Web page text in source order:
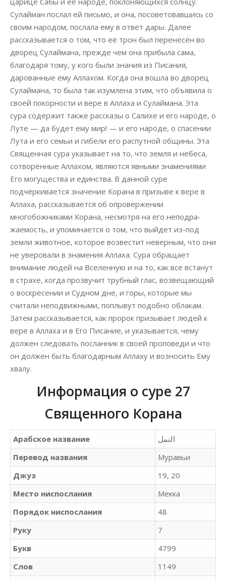
Сулайман послал ей письмо, и она, посоветовавшись со
своим народом, послала ему в ответ дары. Далее
рассказывается о том, что её трон был перенесён во
дворец Сулаймана, прежде чем она прибыла сама,
благодаря тому, у кого были знания из Писания,
дарованные ему Аллахом. Когда она вошла во дворец
Сулаймана, то была так изумлена этим, что объявила о
своей покорности и вере в Аллаха и Сулаймана. Эта
сура содержит также рассказы о Салихе и его народе, о
Луте — да будет ему мир! — и его народе, о спасении
Лута и его семьи и гибели его распутной общины. Эта
Священная сура указывает на то, что земля и небеса,
сотворённые Аллахом, являются явными знамениями
Его могущества и единства. В данной суре
подчёркивается значение Корана в призыве к вере в
Аллаха, рассказывается об опровержении
многобожниками Корана, несмотря на его неподра-
жаемость, и упоминается о том, что выйдет из-под
земли животное, которое возвестит неверным, что они
не уверовали в знамения Аллаха. Сура обращает
внимание людей на Вселенную и на то, как все встанут
в страхе, когда прозвучит трубный глас, возвещающий
о воскресении и Судном дне, и горы, которые мы
считали неподвижными, поплывут подобно облакам.
Затем рассказывается, как пророк призывает людей к
вере в Аллаха и в Его Писание, и указывается, чему
должен следовать посланник в своей проповеди и что
он должен быть благодарным Аллаху и возносить Ему
хвалу.
Информация о суре 27
Священного Корана
Арабское название
Перевод названия
Муравьи
Джуз
19, 20
Место ниспослания
Мекка
Порядок ниспослания
48
Руку
7
Букв
4799
Слов
1149